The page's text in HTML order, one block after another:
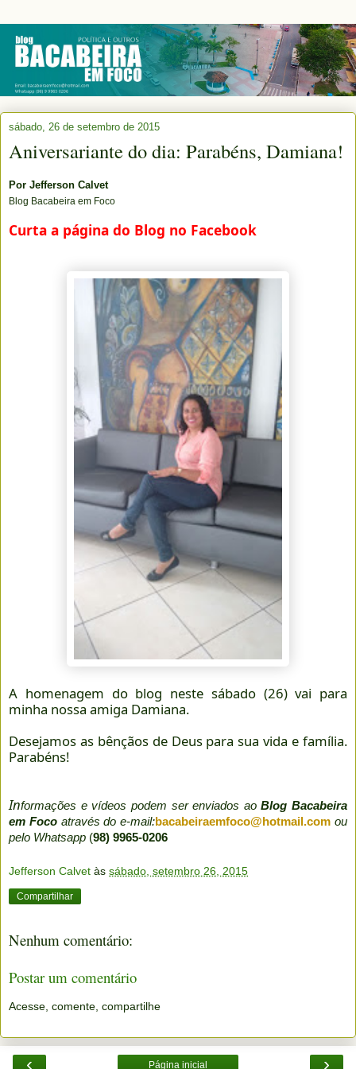
sábado, 26 de setembro de 2015
Aniversariante do dia: Parabéns, Damiana!
Por Jefferson Calvet
Blog Bacabeira em Foco
Curta a página do Blog no Facebook
A homenagem do blog neste sábado (26) vai para
minha nossa amiga Damiana.
Desejamos as bênçãos de Deus para sua vida e família.
Parabéns!
Informações e vídeos podem ser enviados aoBlog Bacabeira
em Focoatravés do e-mail:bacabeiraemfoco@hotmail.com ou
pelo Whatsapp (98) 9965-0206
Jefferson Calvet às sábado, setembro 26, 2015
Compartilhar
Nenhum comentário:
Postar um comentário
Acesse, comente, compartilhe
‹ ›
Página inicial